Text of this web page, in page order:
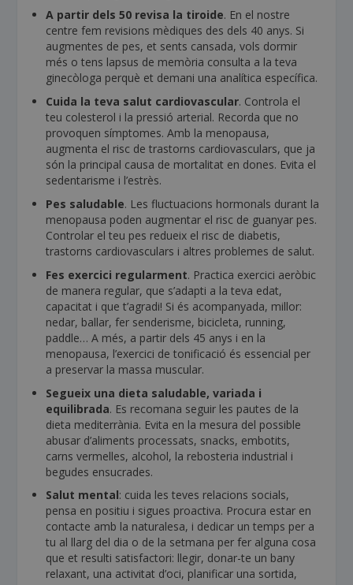
A partir dels 50 revisa la tiroide. En el nostre
centre fem revisions mèdiques des dels 40 anys. Si
augmentes de pes, et sents cansada, vols dormir
més o tens lapsus de memòria consulta a la teva
ginecòloga perquè et demani una analítica específica.
Cuida la teva salut cardiovascular. Controla el
teu colesterol i la pressió arterial. Recorda que no
provoquen símptomes. Amb la menopausa,
augmenta el risc de trastorns cardiovasculars, que ja
són la principal causa de mortalitat en dones. Evita el
sedentarisme i l’estrès.
Pes saludable. Les fluctuacions hormonals durant la
menopausa poden augmentar el risc de guanyar pes.
Controlar el teu pes redueix el risc de diabetis,
trastorns cardiovasculars i altres problemes de salut.
Fes exercici regularment. Practica exercici aeròbic
de manera regular, que s’adapti a la teva edat,
capacitat i que t’agradi! Si és acompanyada, millor:
nedar, ballar, fer senderisme, bicicleta, running,
paddle… A més, a partir dels 45 anys i en la
menopausa, l’exercici de tonificació és essencial per
a preservar la massa muscular.
Segueix una dieta saludable, variada i
equilibrada. Es recomana seguir les pautes de la
dieta mediterrània. Evita en la mesura del possible
abusar d’aliments processats, snacks, embotits,
carns vermelles, alcohol, la rebosteria industrial i
begudes ensucrades.
Salut mental: cuida les teves relacions socials,
pensa en positiu i sigues proactiva. Procura estar en
contacte amb la naturalesa, i dedicar un temps per a
tu al llarg del dia o de la setmana per fer alguna cosa
que et resulti satisfactori: llegir, donar-te un bany
relaxant, una activitat d’oci, planificar una sortida,